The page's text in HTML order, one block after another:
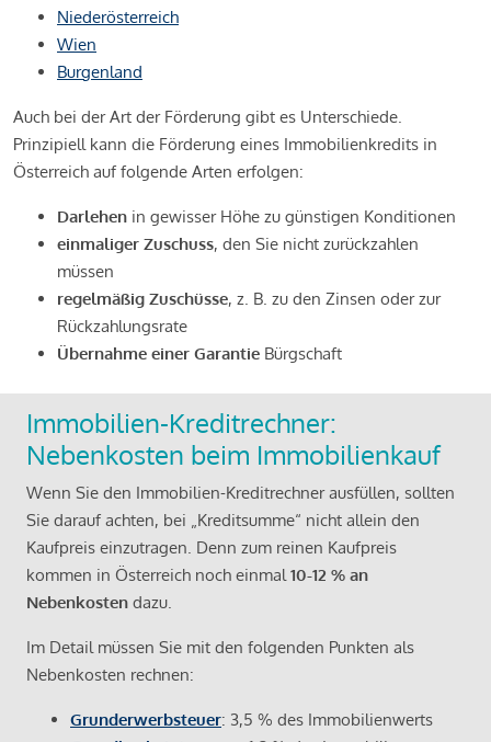
Niederösterreich
Wien
Burgenland
Auch bei der Art der Förderung gibt es Unterschiede.
Prinzipiell kann die Förderung eines Immobilienkredits in
Österreich auf folgende Arten erfolgen:
Darlehen in gewisser Höhe zu günstigen Konditionen
einmaliger Zuschuss, den Sie nicht zurückzahlen
müssen
regelmäßig Zuschüsse, z. B. zu den Zinsen oder zur
Rückzahlungsrate
Übernahme einer Garantie Bürgschaft
Immobilien-Kreditrechner:
Nebenkosten beim Immobilienkauf
Wenn Sie den Immobilien-Kreditrechner ausfüllen, sollten
Sie darauf achten, bei „Kreditsumme“ nicht allein den
Kaufpreis einzutragen. Denn zum reinen Kaufpreis
kommen in Österreich noch einmal10-12 % an
Nebenkosten dazu.
Im Detail müssen Sie mit den folgenden Punkten als
Nebenkosten rechnen:
Grunderwerbsteuer: 3,5 % des Immobilienwerts